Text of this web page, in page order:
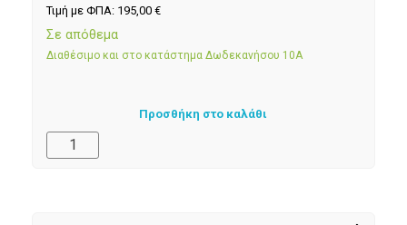
Τιμή με ΦΠΑ: 195,00 €
Σε απόθεμα
Διαθέσιμο και στο κατάστημα Δωδεκανήσου 10Α
Προσθήκη στο καλάθι